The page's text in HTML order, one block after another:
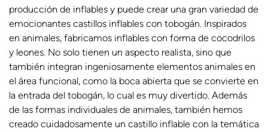
producción de inflables y puede crear una gran variedad de
emocionantes castillos inflables con tobogán. Inspirados
en animales, fabricamos inflables con forma de cocodrilos
y leones. No solo tienen un aspecto realista, sino que
también integran ingeniosamente elementos animales en
el área funcional, como la boca abierta que se convierte en
la entrada del tobogán, lo cual es muy divertido. Además
de las formas individuales de animales, también hemos
creado cuidadosamente un castillo inflable con la temática